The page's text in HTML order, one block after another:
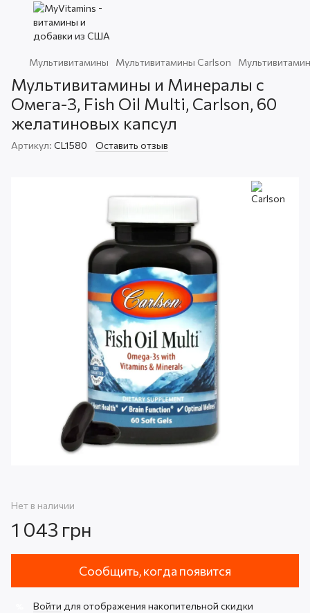
Мультивитамины Мультивитамины Carlson
Мультивитамины и Минералы с
Омега-3, Fish Oil Multi, Carlson, 60
желатиновых капсул
Артикул: CL1580 Оставить отзыв
Нет в наличии
1 043 грн
Сообщить, когда появится
Войти для отображения накопительной скидки